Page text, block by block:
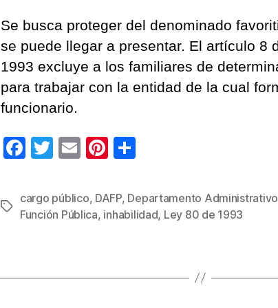
Se busca proteger del denominado
se puede llegar a presentar. El artículo 8
1993 excluye a los familiares de
para trabajar con la entidad de la cual
funcionario.
F
c
e
o
T
tt
er
E
ail
Pi
er
e
m
p
Etiquetas
cargo público, DAFP, Departamento
Función Pública, inhabilidad, Ley 80 de 1993